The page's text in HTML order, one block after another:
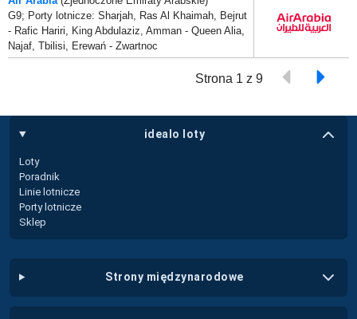
G9; Porty lotnicze: Sharjah, Ras Al Khaimah, Bejrut
- Rafic Hariri, King Abdulaziz, Amman - Queen Alia,
Najaf, Tbilisi, Erewań - Zwartnoc
Strona 1 z 9
idealo loty
Loty
Poradnik
Linie lotnicze
Porty lotnicze
Sklep
strony międzynarodowe